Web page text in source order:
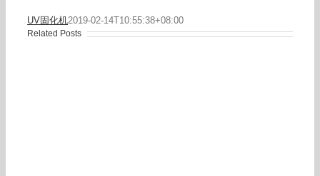
UV固化机2019-02-14T10:55:38+08:00
Related Posts